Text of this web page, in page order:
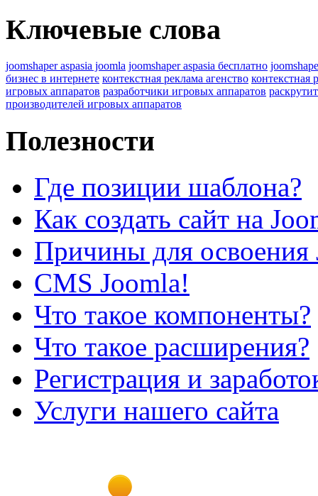
Ключевые слова
joomshaper aspasia joomla joomshaper aspasia бесплатно
бизнес в интернете контекстная реклама агенство контекстная
игровых аппаратов разработчики игровых аппаратов
производителей игровых аппаратов
Полезности
Где позиции шаблона?
Как создать сайт на
Причины для освоения
CMS Joomla!
Что такое компоненты?
Что такое расширения?
Регистрация и
Услуги нашего сайта